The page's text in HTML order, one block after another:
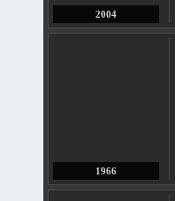
2004
1966